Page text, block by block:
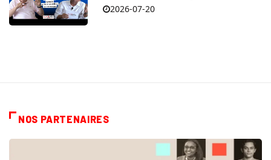
2026-07-20
NOS PARTENAIRES